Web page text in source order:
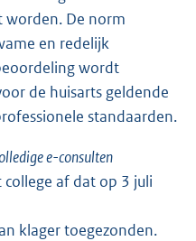
worden. De norm
en redelijk
wordt
de huisarts geldende
standaarden.
e-consulten
af dat op 3 juli
klager toegezonden.